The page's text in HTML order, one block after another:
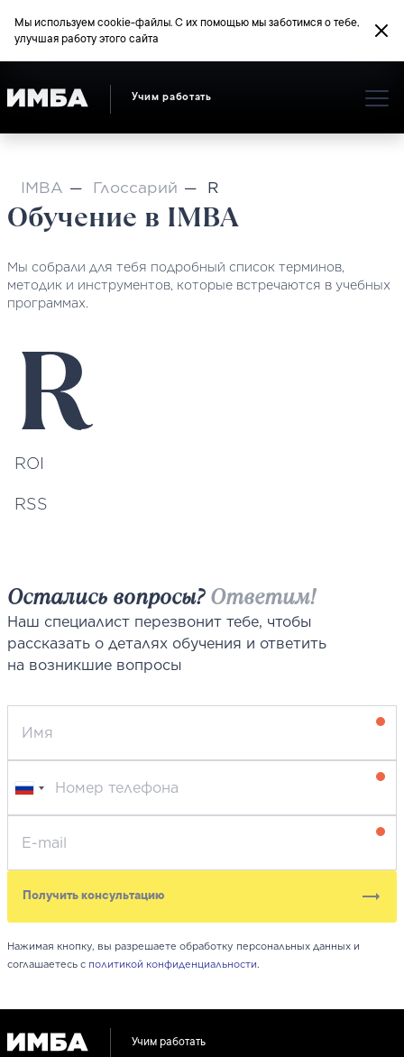
Мы используем cookie-файлы. С их помощью мы заботимся о тебе,
улучшая работу этого сайта
Учим работать
IMBA Глоссарий R
Обучение в IMBA
Мы собрали для тебя подробный список терминов,
методик и инструментов, которые встречаются в учебных
программах.
R
ROI
RSS
Остались вопросы?Ответим!
Наш специалист перезвонит тебе, чтобы
рассказать о деталях обучения и ответить
на возникшие вопросы
Получить консультацию
Нажимая кнопку, вы разрешаете обработку персональных данных и
соглашаетесь с политикой конфиденциальности.
Учим работать